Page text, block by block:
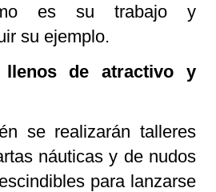
es su trabajo y
su ejemplo.
llenos de atractivo y
se realizarán talleres
náuticas y de nudos
para lanzarse